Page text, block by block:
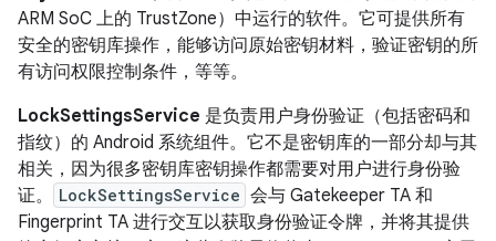
ARM SoC 上的 TrustZone）中运行的软件。它可提供所有
安全的密钥库操作，能够访问原始密钥材料，验证密钥的所
有访问权限控制条件，等等。
LockSettingsService 是负责用户身份验证（包括密码和
指纹）的 Android 系统组件。它不是密钥库的一部分却与其
相关，因为很多密钥库密钥操作都需要对用户进行身份验
证。
LockSettingsService 会与 Gatekeeper TA 和
Fingerprint TA 进行交互以获取身份验证令牌，并将其提供